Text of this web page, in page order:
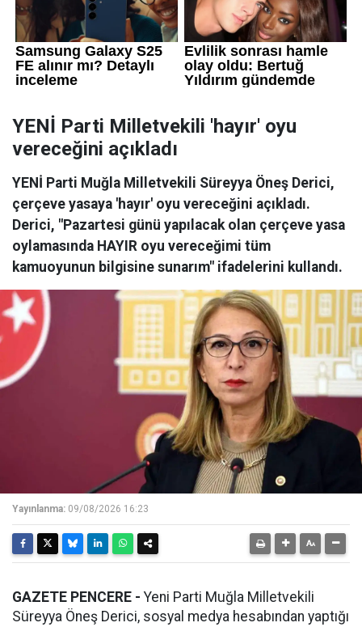
YENİ Parti Milletvekili 'hayır' oyu
vereceğini açıkladı
YENİ Parti Muğla Milletvekili Süreyya Öneş Derici,
çerçeve yasaya 'hayır' oyu vereceğini açıkladı.
Derici, "Pazartesi günü yapılacak olan çerçeve yasa
oylamasında HAYIR oyu vereceğimi tüm
kamuoyunun bilgisine sunarım" ifadelerini kullandı.
Yayınlanma: 09/08/2026 16:23
GAZETE PENCERE - Yeni Parti Muğla Milletvekili
Süreyya Öneş Derici, sosyal medya hesabından yaptığı